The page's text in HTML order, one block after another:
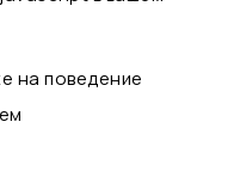
на поведение